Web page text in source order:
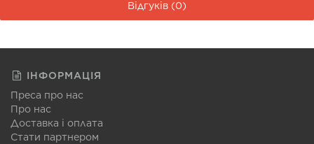
Відгуків (0)
ІНФОРМАЦІЯ
Преса про нас
Про нас
Доставка і оплата
Стати партнером